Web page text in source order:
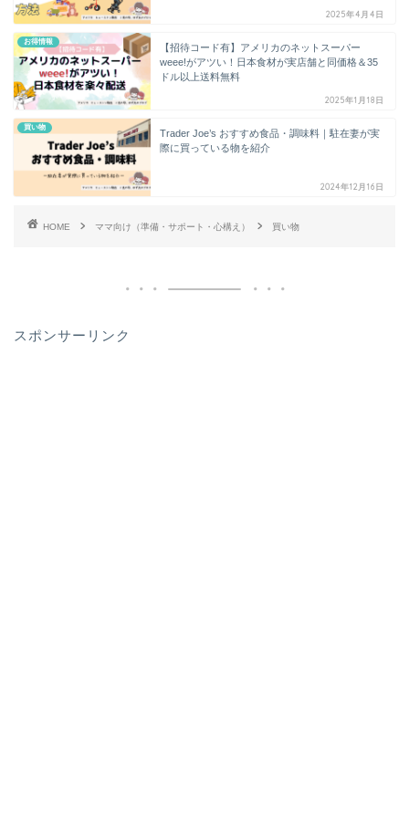
2025年4月4日
お得情報
【招待コード有】アメリカのネットスーパー
weee!がアツい！日本食材が実店舗と同価格＆35
ドル以上送料無料
2025年1月18日
買い物
Trader Joe’s おすすめ食品・調味料｜駐在妻が実
際に買っている物を紹介
2024年12月16日
HOME ママ向け（準備・サポート・心構え） 買い物
スポンサーリンク